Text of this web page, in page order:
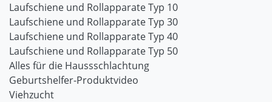
Laufschiene und Rollapparate Typ 10
Laufschiene und Rollapparate Typ 30
Laufschiene und Rollapparate Typ 40
Laufschiene und Rollapparate Typ 50
Alles für die Haussschlachtung
Geburtshelfer-Produktvideo
Viehzucht